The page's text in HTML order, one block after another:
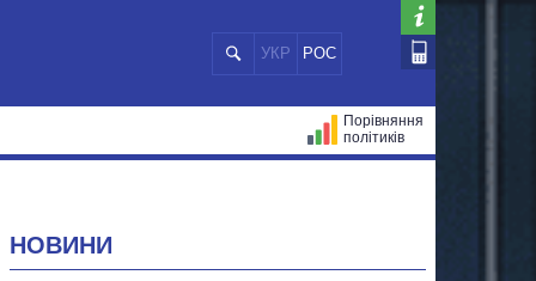
УКР РОС
Порівняння
політиків
НОВИНИ